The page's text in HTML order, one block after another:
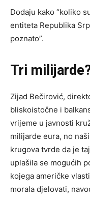
Dodaju kako “koliko
entiteta Republika
poznato”.
Tri
Zijad Bečirović,
bliskoistočne i
vrijeme u javnosti
milijarde eura, no
krugova tvrde da je
uplašila se mogućih
kojega američke
morala djelovati,